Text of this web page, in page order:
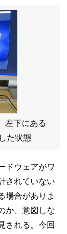
左下にある
た状態
ドウェアがワ
されていない
場合がありま
か、意図しな
される。今回